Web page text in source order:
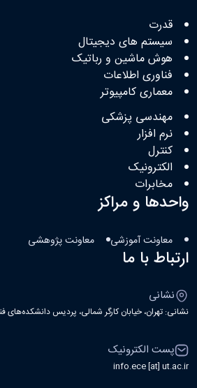
قدرت
سیستم های دیجیتال
هوش ماشین و رباتیک
فناوری اطلاعات
معماری کامپیوتر
مهندسی پزشکی
نرم افزار
کنترل
الکترونیک
مخابرات
واحدها و مراکز
معاونت آموزشی معاونت پژوهشی
ارتباط با ما
نشانی
نشانی: تهران، خیابان کارگر شمالی، پردیس دانشکده‌های
پست الکترونیک
info.ece [at] ut.ac.ir